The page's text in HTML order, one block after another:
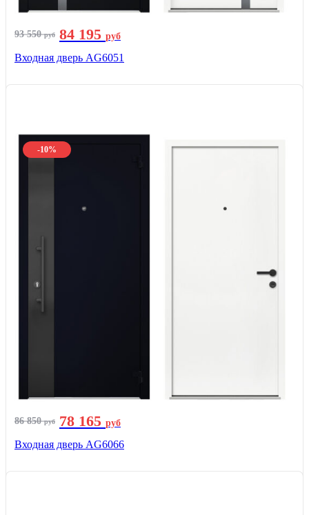
93 550руб 84 195 руб
Входная дверь AG6051
-10%
86 850руб 78 165 руб
Входная дверь AG6066